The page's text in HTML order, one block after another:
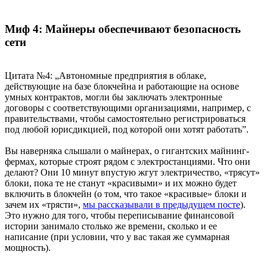
Миф 4: Майнеры обеспечивают безопасность
сети
Цитата №4: „Автономные предприятия в облаке,
действующие на базе блокчейна и работающие на основе
умных контрактов, могли бы заключать электронные
договоры с соответствующими организациями, например, с
правительствами, чтобы самостоятельно регистрироваться
под любой юрисдикцией, под которой они хотят работать”.
Вы наверняка слышали о майнерах, о гигантских майнинг-
фермах, которые строят рядом с электростанциями. Что они
делают? Они 10 минут впустую жгут электричество, «трясут»
блоки, пока те не станут «красивыми» и их можно будет
включить в блокчейн (о том, что такое «красивые» блоки и
зачем их «трясти», мы рассказывали в предыдущем посте).
Это нужно для того, чтобы переписывание финансовой
истории занимало столько же времени, сколько и ее
написание (при условии, что у вас такая же суммарная
мощность).